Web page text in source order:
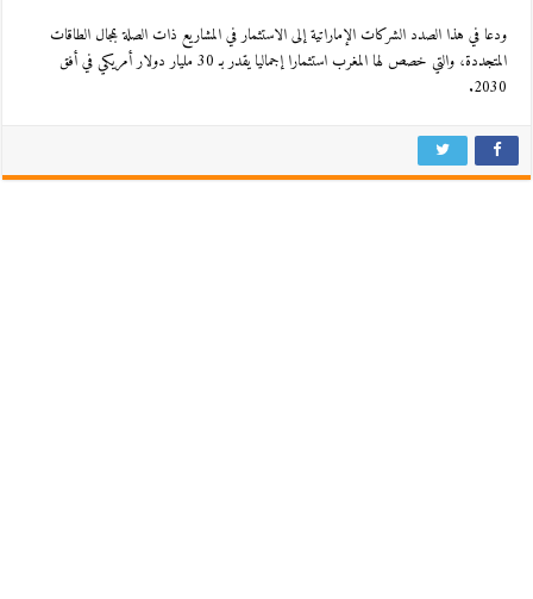
ودعا في هذا الصدد الشركات الإماراتية إلى الاستثمار في المشاريع ذات الصلة بمجال الطاقات
المتجددة، والتي خصص لها المغرب استثمارا إجماليا يقدر بـ 30 مليار دولار أمريكي في أفق
2030.